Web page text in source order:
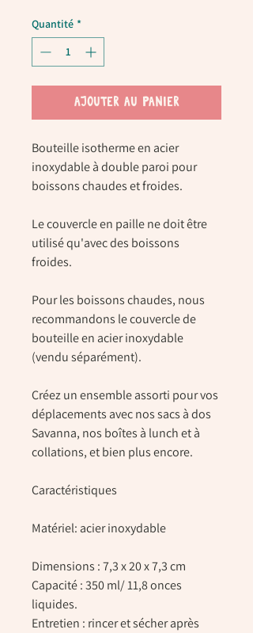
Quantité *
AJOUTER AU PANIER
Bouteille isotherme en acier
inoxydable à double paroi pour
boissons chaudes et froides.
Le couvercle en paille ne doit être
utilisé qu'avec des boissons
froides.
Pour les boissons chaudes, nous
recommandons le couvercle de
bouteille en acier inoxydable
(vendu séparément).
Créez un ensemble assorti pour vos
déplacements avec nos sacs à dos
Savanna, nos boîtes à lunch et à
collations, et bien plus encore.
Caractéristiques
Matériel: acier inoxydable
Dimensions : 7,3 x 20 x 7,3 cm
Capacité : 350 ml/ 11,8 onces
liquides.
Entretien : rincer et sécher après